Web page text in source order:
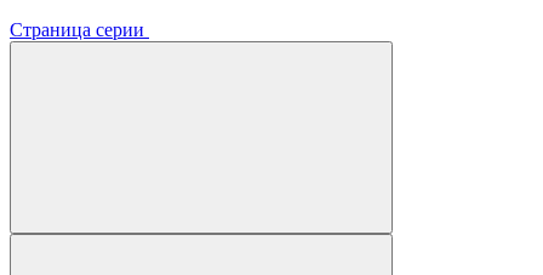
Страница серии